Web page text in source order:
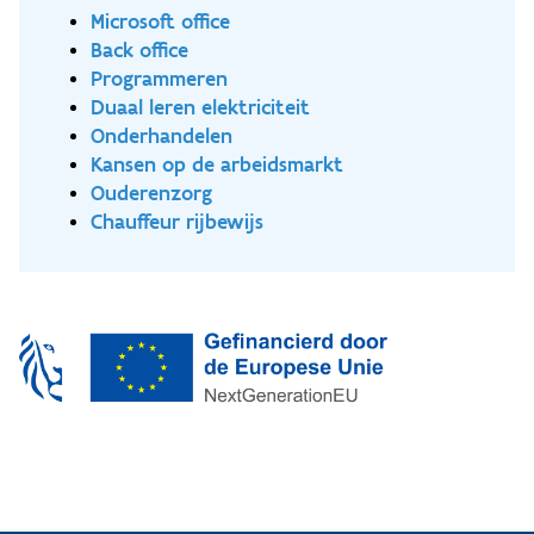
en onze online module [aan de slag in ICT]
(https://digitalisering.webleren.be/aandeslaginict/)
al eens door! **Wat leer je?** In het
gemeenschappelijke gedeelte komen de volgende
zaken aan bod: - Computernetwerken opzetten,
configureren en beveiligen. - Werken met virtuele
machines (VMs) met o.a. VMWare en Hyper-V. -
Operating Systems zoals Windows en Linux. -
installeren, configureren en beheren zoals mail- en
webservers. - Cloudsystemen zoals Microsoft
Azure, Amazon Web Services (AWS) en Microsoft
Microsoft office
Back office
Programmeren
Duaal leren elektriciteit
Onderhandelen
Kansen op de arbeidsmarkt
Ouderenzorg
Chauffeur rijbewijs